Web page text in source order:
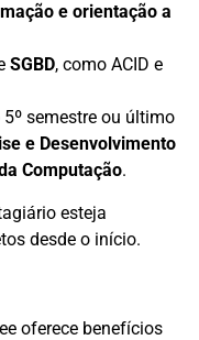
e orientação a
SGBD, como ACID e
semestre ou último
e Desenvolvimento
Computação.
esteja
desde o início.
oferece benefícios